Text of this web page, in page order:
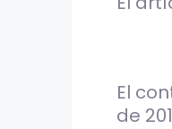
El
de